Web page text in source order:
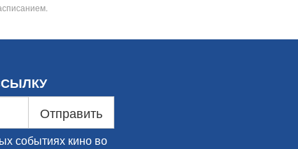
Отправить
событиях кино во